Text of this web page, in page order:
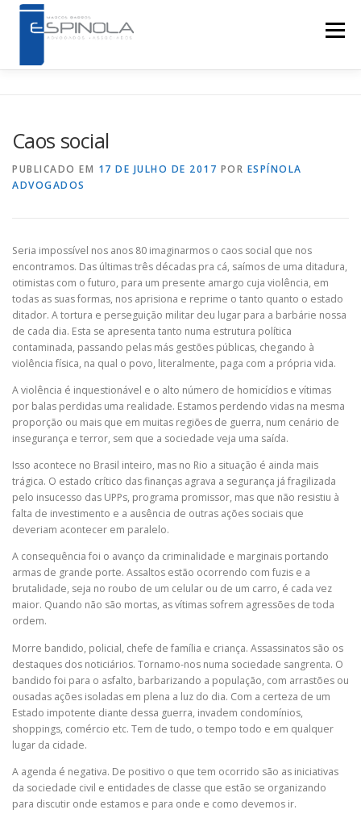
Pular para o conteúdo
Menu
Caos social
PUBLICADO EM 17 DE JULHO DE 2017 POR ESPÍNOLA
ADVOGADOS
Seria impossível nos anos 80 imaginarmos o caos social que nos
encontramos. Das últimas três décadas pra cá, saímos de uma ditadura,
otimistas com o futuro, para um presente amargo cuja violência, em
todas as suas formas, nos aprisiona e reprime o tanto quanto o estado
ditador. A tortura e perseguição militar deu lugar para a barbárie nossa
de cada dia. Esta se apresenta tanto numa estrutura política
contaminada, passando pelas más gestões públicas, chegando à
violência física, na qual o povo, literalmente, paga com a própria vida.
A violência é inquestionável e o alto número de homicídios e vítimas
por balas perdidas uma realidade. Estamos perdendo vidas na mesma
proporção ou mais que em muitas regiões de guerra, num cenário de
insegurança e terror, sem que a sociedade veja uma saída.
Isso acontece no Brasil inteiro, mas no Rio a situação é ainda mais
trágica. O estado crítico das finanças agrava a segurança já fragilizada
pelo insucesso das UPPs, programa promissor, mas que não resistiu à
falta de investimento e a ausência de outras ações sociais que
deveriam acontecer em paralelo.
A consequência foi o avanço da criminalidade e marginais portando
armas de grande porte. Assaltos estão ocorrendo com fuzis e a
brutalidade, seja no roubo de um celular ou de um carro, é cada vez
maior. Quando não são mortas, as vítimas sofrem agressões de toda
ordem.
Morre bandido, policial, chefe de família e criança. Assassinatos são os
destaques dos noticiários. Tornamo-nos numa sociedade sangrenta. O
bandido foi para o asfalto, barbarizando a população, com arrastões ou
ousadas ações isoladas em plena a luz do dia. Com a certeza de um
Estado impotente diante dessa guerra, invadem condomínios,
shoppings, comércio etc. Tem de tudo, o tempo todo e em qualquer
lugar da cidade.
A agenda é negativa. De positivo o que tem ocorrido são as iniciativas
da sociedade civil e entidades de classe que estão se organizando
para discutir onde estamos e para onde e como devemos ir.